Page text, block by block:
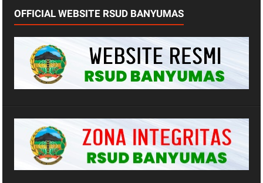
OFFICIAL WEBSITE RSUD BANYUMAS